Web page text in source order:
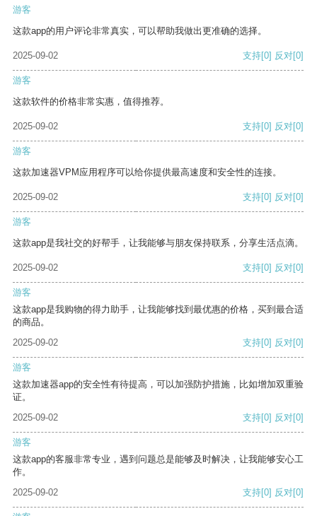
游客
这款app的用户评论非常真实，可以帮助我做出更准确的选择。
2025-09-02 支持[0] 反对[0]
游客
这款软件的价格非常实惠，值得推荐。
2025-09-02 支持[0] 反对[0]
游客
这款加速器VPM应用程序可以给你提供最高速度和安全性的连接。
2025-09-02 支持[0] 反对[0]
游客
这款app是我社交的好帮手，让我能够与朋友保持联系，分享生活点滴。
2025-09-02 支持[0] 反对[0]
游客
这款app是我购物的得力助手，让我能够找到最优惠的价格，买到最合适
的商品。
2025-09-02
支持[0] 反对[0]
游客
这款加速器app的安全性有待提高，可以加强防护措施，比如增加双重验
证。
2025-09-02
支持[0] 反对[0]
游客
这款app的客服非常专业，遇到问题总是能够及时解决，让我能够安心工
作。
2025-09-02
支持[0] 反对[0]